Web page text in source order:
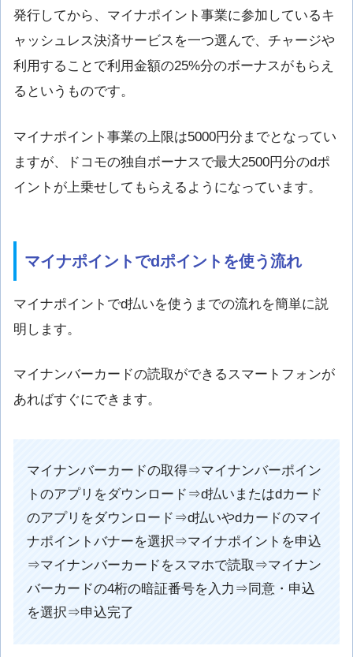
発行してから、マイナポイント事業に参加しているキ
ャッシュレス決済サービスを一つ選んで、チャージや
利用することで利用金額の25%分のボーナスがもらえ
るというものです。
マイナポイント事業の上限は5000円分までとなってい
ますが、ドコモの独自ボーナスで最大2500円分のdポ
イントが上乗せしてもらえるようになっています。
マイナポイントでdポイントを使う流れ
マイナポイントでd払いを使うまでの流れを簡単に説
明します。
マイナンバーカードの読取ができるスマートフォンが
あればすぐにできます。
マイナンバーカードの取得⇒マイナンバーポイン
トのアプリをダウンロード⇒d払いまたはdカード
のアプリをダウンロード⇒d払いやdカードのマイ
ナポイントバナーを選択⇒マイナポイントを申込
⇒マイナンバーカードをスマホで読取⇒マイナン
バーカードの4桁の暗証番号を入力⇒同意・申込
を選択⇒申込完了